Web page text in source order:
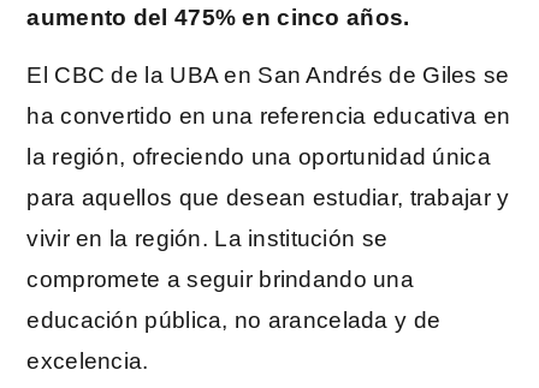
aumento del 475% en cinco años.
El CBC de la UBA en San Andrés de Giles se
ha convertido en una referencia educativa en
la región, ofreciendo una oportunidad única
para aquellos que desean estudiar, trabajar y
vivir en la región. La institución se
compromete a seguir brindando una
educación pública, no arancelada y de
excelencia.